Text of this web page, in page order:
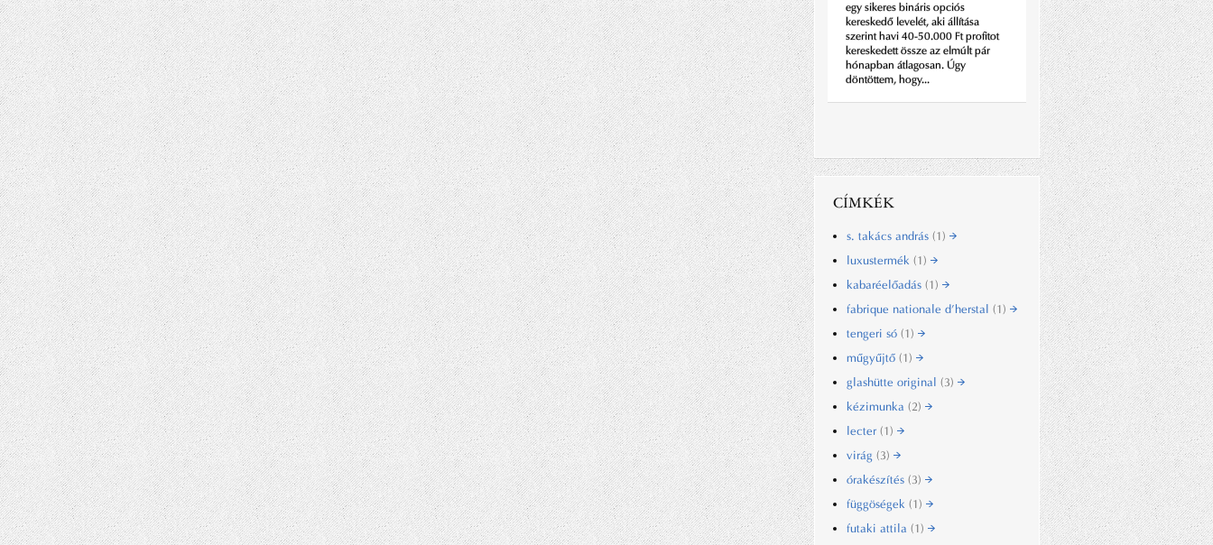
egy sikeres bináris opciós
kereskedő levelét, aki állítása
szerint havi 40-50.000 Ft profitot
kereskedett össze az elmúlt pár
hónapban átlagosan. Úgy
döntöttem, hogy...
Kürti Sándort aligha kell bemutatni
a Gentleman Magazine
olvasóinak. Ha ugyanis a cégük
valamelyik számítógépe
felmondja a szolgálatot, vagy a
személyes laptopja adja be a
kulcsot, és vissza szeretné...
CÍMKÉK
s. takács andrás (1)
luxustermék (1)
kabaréelőadás (1)
fabrique nationale d’herstal (1)
tengeri só (1)
műgyűjtő (1)
glashütte original (3)
kézimunka (2)
lecter (1)
virág (3)
órakészítés (3)
függöségek (1)
futaki attila (1)